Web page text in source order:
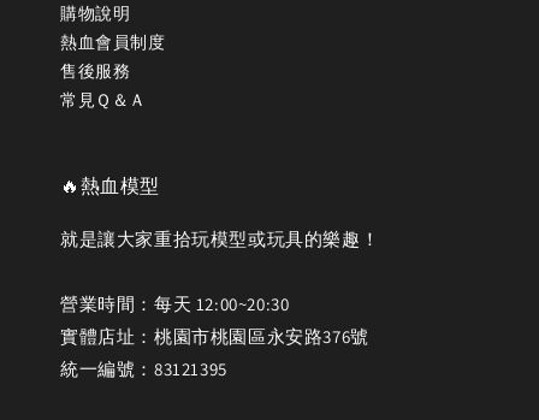
購物說明
熱血會員制度
售後服務
常見Ｑ＆Ａ
🔥熱血模型
就是讓大家重拾玩模型或玩具的樂趣！
營業時間：每天 12:00~20:30
實體店址：桃園市桃園區永安路376號
統一編號：83121395